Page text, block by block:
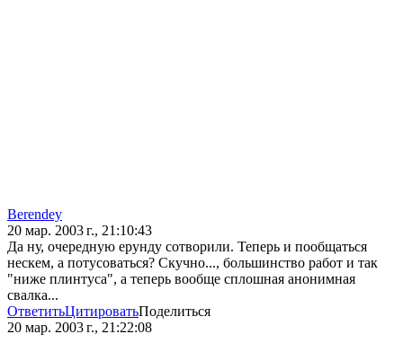
Berendey
20 мар. 2003 г., 21:10:43
Да ну, очередную ерунду сотворили. Теперь и пообщаться
нескем, а потусоваться? Скучно..., большинство работ и так
"ниже плинтуса", а теперь вообще сплошная анонимная
свалка...
ОтветитьЦитироватьПоделиться
20 мар. 2003 г., 21:22:08